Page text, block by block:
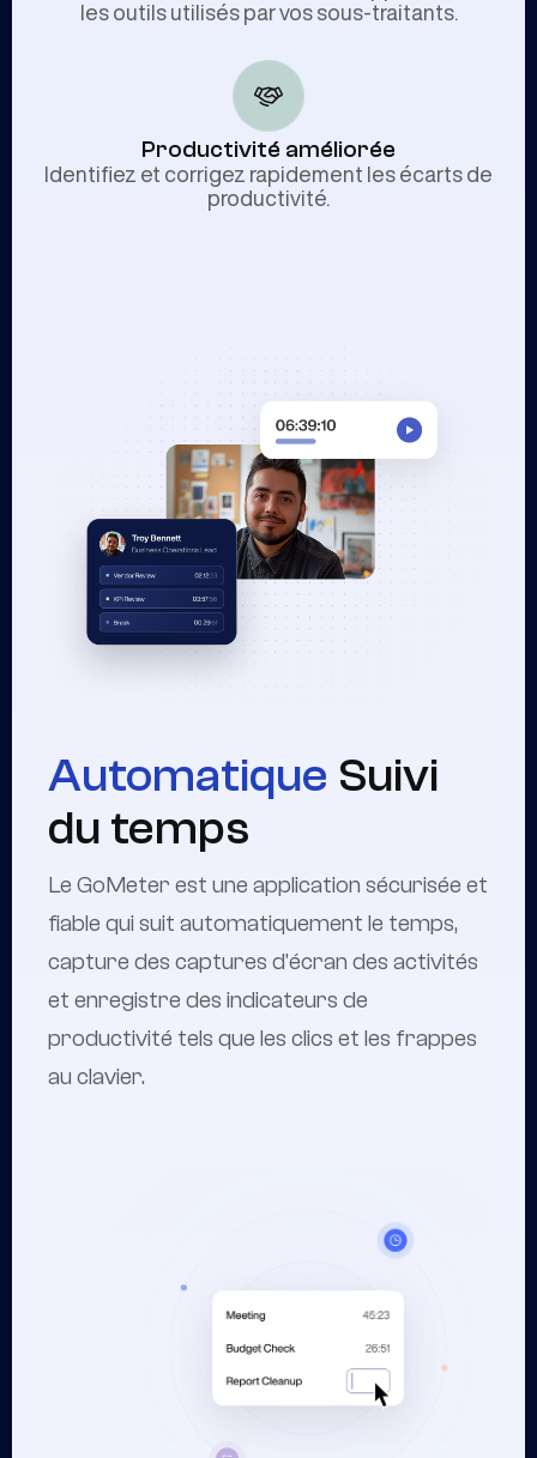
les outils utilisés par vos sous-traitants.
Productivité améliorée
Identifiez et corrigez rapidement les écarts de
productivité.
Automatique Suivi
du temps
Le GoMeter est une application sécurisée et
fiable qui suit automatiquement le temps,
capture des captures d'écran des activités
et enregistre des indicateurs de
productivité tels que les clics et les frappes
au clavier.